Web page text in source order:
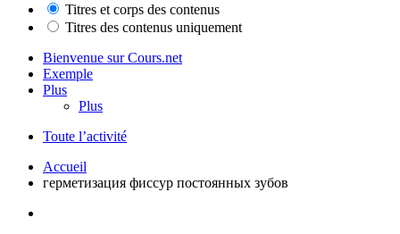
Titres et corps des contenus
Titres des contenus uniquement
Bienvenue sur Cours.net
Exemple
Plus
Plus
Toute l’activité
Accueil
герметизация фиссур постоянных зубов